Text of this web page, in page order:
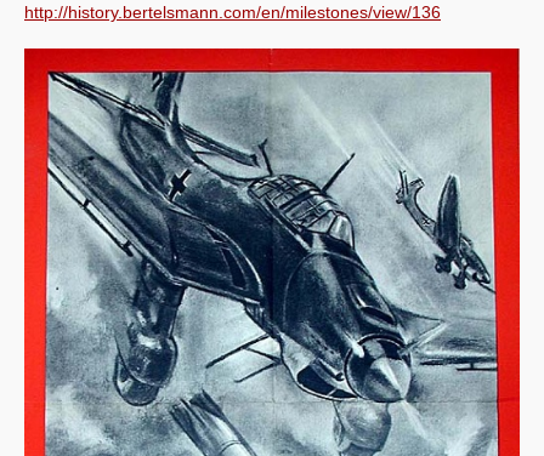
http://history.bertelsmann.com/en/milestones/view/136